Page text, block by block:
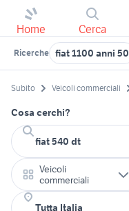
Home Cerca
Ricerche fiat 1100 anni 50
Subito Veicoli commerciali
Cosa cerchi?
Veicoli
commerciali